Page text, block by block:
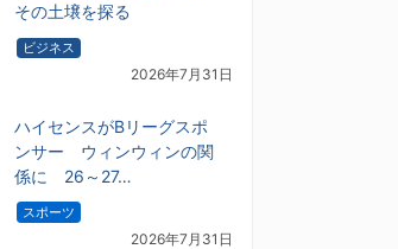
その土壌を探る
ビジネス
2026年7月31日
ハイセンスがBリーグスポ
ンサー ウィンウィンの関
係に 26～27…
スポーツ
2026年7月31日